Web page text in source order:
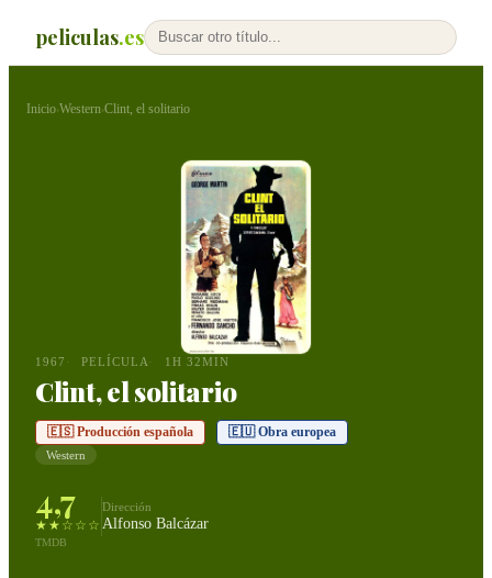
peliculas.es
Inicio›Western›Clint, el solitario
1967 PELÍCULA 1H 32MIN
Clint, el solitario
🇪🇸 Producción española 🇪🇺 Obra europea
Western
4,7
★★☆☆☆
TMDB
Dirección
Alfonso Balcázar